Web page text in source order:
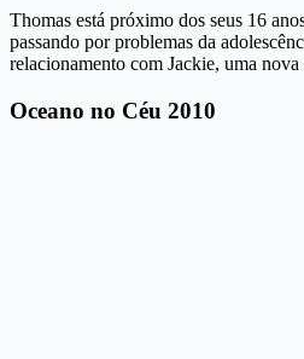
Thomas está próximo dos seus 16
passando por problemas da
relacionamento com Jackie, uma
Oceano no Céu 2010